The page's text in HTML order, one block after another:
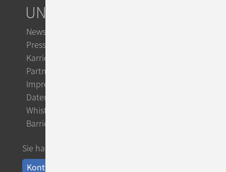
UNTERNEHMEN
Newsletter
Presse
Karriere
Partner
Impressum
Datenschutz
Whistleblowing
Barrierefreiheit
Sie haben Fragen?
Kontakt aufnehmen